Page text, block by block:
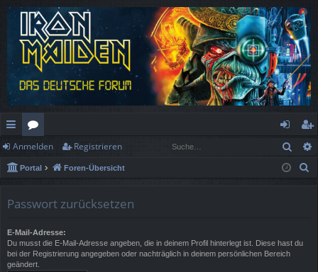
ch
ne
rif
f
or
en
n
m
n
eg
ist
Anmelden Registrieren
Portal Foren-Übersicht
Passwort zurücksetzen
E-Mail-Adresse:
Du musst die E-Mail-Adresse angeben, die in deinem Profil hinterlegt ist. Diese hast du
bei der Registrierung angegeben oder nachträglich in deinem persönlichen Bereich
geändert.